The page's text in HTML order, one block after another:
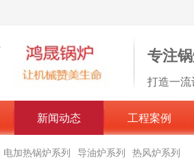
专注
打造一流
新闻动态 工程案例
电加热锅炉系列 导油炉系列 热风炉系列